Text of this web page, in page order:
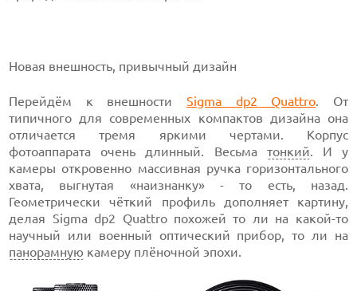
Новая внешность, привычный дизайн
Перейдём к внешности Sigma dp2 Quattro . От
типичного для современных компактов дизайна она
отличается тремя яркими чертами. Корпус
фотоаппарата очень длинный. Весьма тонкий . И у
камеры откровенно массивная ручка горизонтального
хвата, выгнутая «наизнанку» - то есть, назад.
Геометрически чёткий профиль дополняет картину,
делая Sigma dp2 Quattro похожей то ли на какой-то
научный или военный оптический прибор, то ли на
панорамную камеру плёночной эпохи.